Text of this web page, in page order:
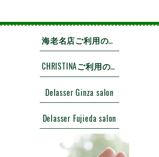
海老名店ご利用のお客様
CHRISTINAご利用のお客様
Delasser Ginza salon
Delasser Fujieda salon